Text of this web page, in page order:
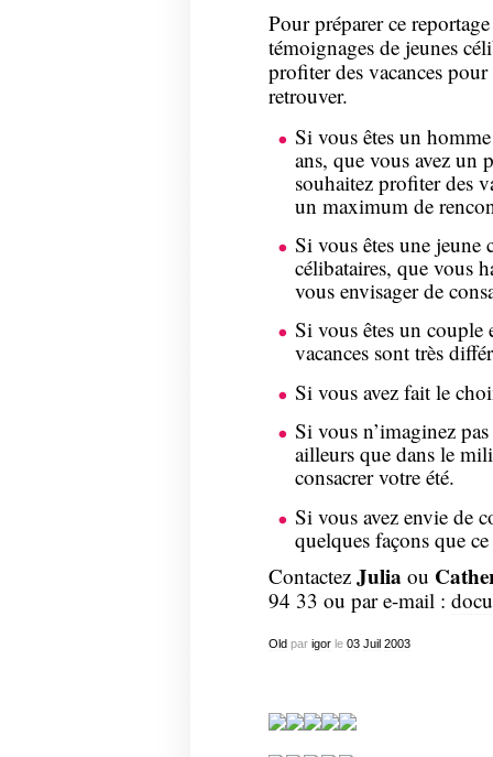
Pour préparer ce
témoignages de jeunes
profiter des vacances
retrouver.
Si vous êtes un
ans, que vous avez un
souhaitez profiter des
un maximum de
Si vous êtes une jeune
célibataires, que vous
vous envisager de
Si vous êtes un couple
vacances sont très
Si vous avez fait le
Si vous n’imaginez
ailleurs que dans le
consacrer votre été.
Si vous avez envie de
quelques façons que
Contactez Julia ou
94 33 ou par e-mail :
Oldpar igorle 03 Juil 2003